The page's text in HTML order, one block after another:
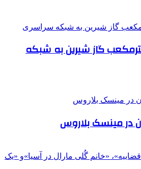
مترمکعب گاز شیرین به شبکه
در مینسک بلاروس